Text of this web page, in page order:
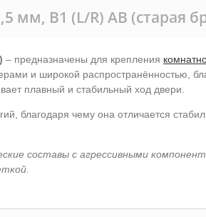
мм, B1 (L/R) AB (старая
– предназначены для крепления
и широкой распространённостью,
плавный и стабильный ход двери.
благодаря чему она отличается
составы с агрессивными